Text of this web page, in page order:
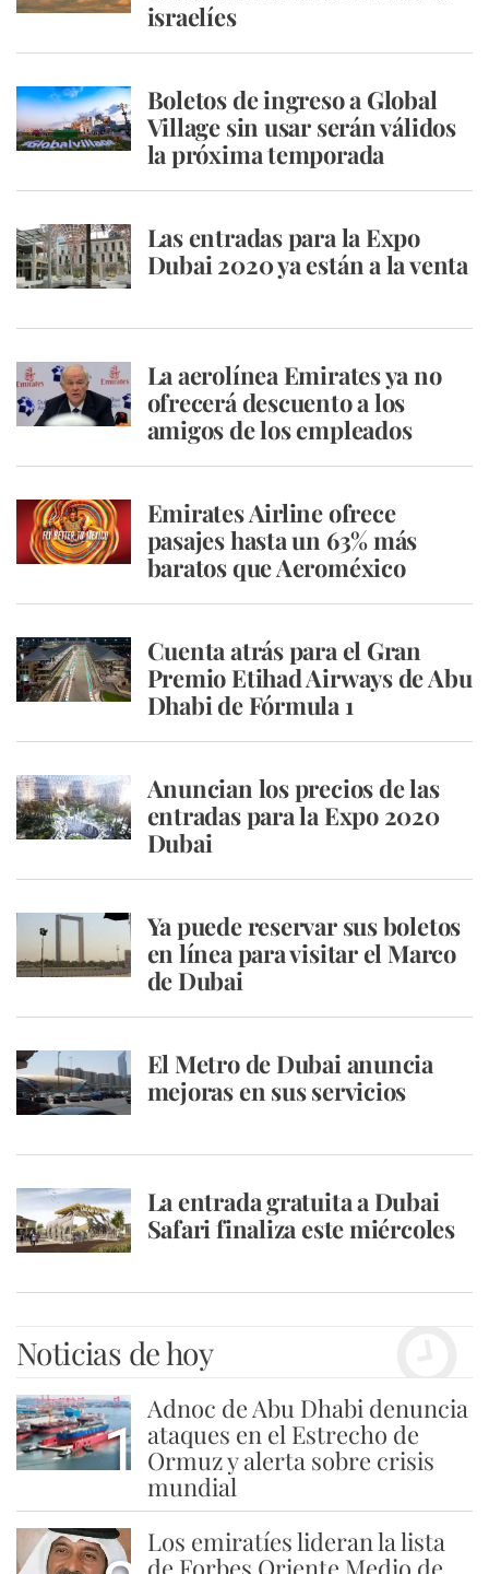
israelíes
Boletos de ingreso a Global
Village sin usar serán válidos
la próxima temporada
Las entradas para la Expo
Dubai 2020 ya están a la venta
La aerolínea Emirates ya no
ofrecerá descuento a los
amigos de los empleados
Emirates Airline ofrece
pasajes hasta un 63% más
baratos que Aeroméxico
Cuenta atrás para el Gran
Premio Etihad Airways de Abu
Dhabi de Fórmula 1
Anuncian los precios de las
entradas para la Expo 2020
Dubai
Ya puede reservar sus boletos
en línea para visitar el Marco
de Dubai
El Metro de Dubai anuncia
mejoras en sus servicios
La entrada gratuita a Dubai
Safari finaliza este miércoles
Noticias de hoy
1
Adnoc de Abu Dhabi denuncia
ataques en el Estrecho de
Ormuz y alerta sobre crisis
mundial
Los emiratíes lideran la lista
de Forbes Oriente Medio de